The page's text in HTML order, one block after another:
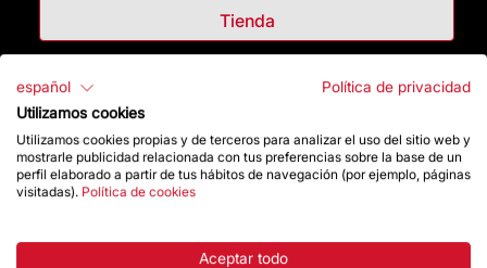
Tienda
Destacados
La Fundación
Preguntas frecuentes
español
Política de privacidad
Utilizamos cookies
Utilizamos cookies propias y de terceros para analizar el uso del sitio web y
mostrarle publicidad relacionada con tus preferencias sobre la base de un
perfil elaborado a partir de tus hábitos de navegación (por ejemplo, páginas
visitadas). Política de cookies
Aceptar todo